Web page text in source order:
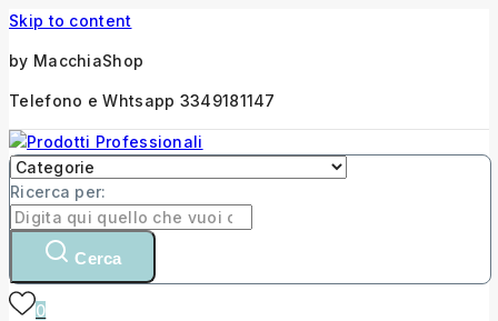
Skip to content
by MacchiaShop
Telefono e Whtsapp 3349181147
Ricerca per:
Cerca
0